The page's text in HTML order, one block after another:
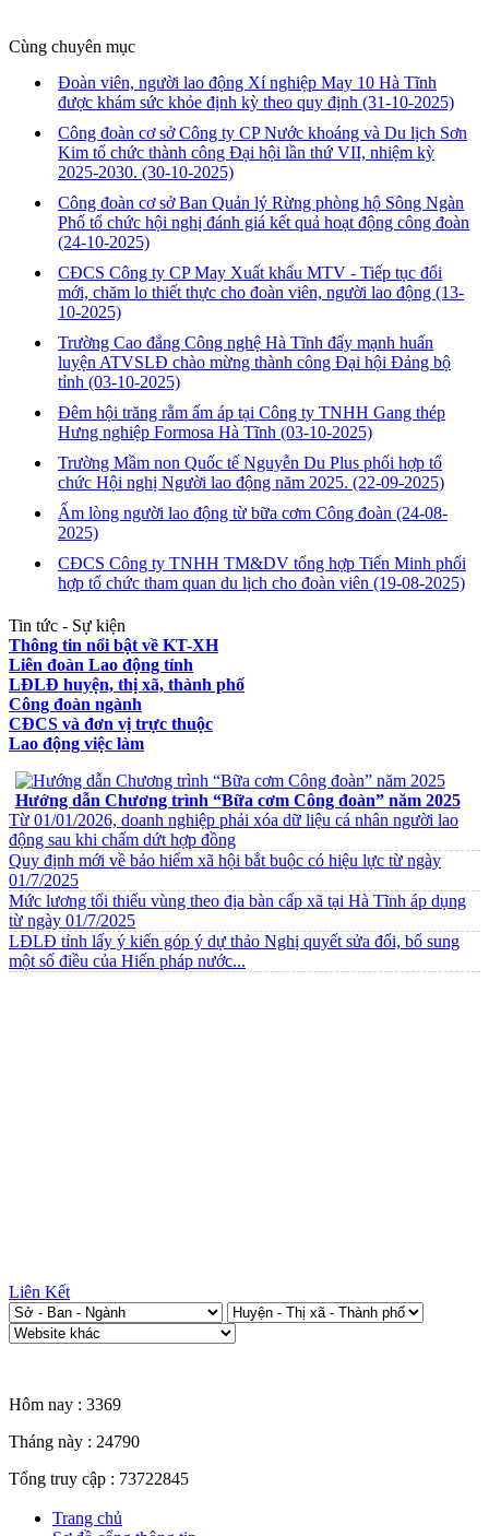
Cùng chuyên mục
Đoàn viên, người lao động Xí nghiệp May 10 Hà Tĩnh
được khám sức khỏe định kỳ theo quy định (31-10-2025)
Công đoàn cơ sở Công ty CP Nước khoáng và Du lịch Sơn
Kim tổ chức thành công Đại hội lần thứ VII, nhiệm kỳ
2025-2030. (30-10-2025)
Công đoàn cơ sở Ban Quản lý Rừng phòng hộ Sông Ngàn
Phố tổ chức hội nghị đánh giá kết quả hoạt động công đoàn
(24-10-2025)
CĐCS Công ty CP May Xuất khẩu MTV - Tiếp tục đổi
mới, chăm lo thiết thực cho đoàn viên, người lao động (13-
10-2025)
Trường Cao đẳng Công nghệ Hà Tĩnh đẩy mạnh huấn
luyện ATVSLĐ chào mừng thành công Đại hội Đảng bộ
tỉnh (03-10-2025)
Đêm hội trăng rằm ấm áp tại Công ty TNHH Gang thép
Hưng nghiệp Formosa Hà Tĩnh (03-10-2025)
Trường Mầm non Quốc tế Nguyễn Du Plus phối hợp tổ
chức Hội nghị Người lao động năm 2025. (22-09-2025)
Ấm lòng người lao động từ bữa cơm Công đoàn (24-08-
2025)
CĐCS Công ty TNHH TM&DV tổng hợp Tiến Minh phối
hợp tổ chức tham quan du lịch cho đoàn viên (19-08-2025)
Tin tức - Sự kiện
Thông tin nổi bật về KT-XH
Liên đoàn Lao động tỉnh
LĐLĐ huyện, thị xã, thành phố
Công đoàn ngành
CĐCS và đơn vị trực thuộc
Lao động việc làm
Hướng dẫn Chương trình “Bữa cơm Công đoàn” năm 2025
Từ 01/01/2026, doanh nghiệp phải xóa dữ liệu cá nhân người lao
động sau khi chấm dứt hợp đồng
Quy định mới về bảo hiểm xã hội bắt buộc có hiệu lực từ ngày
01/7/2025
Mức lương tối thiểu vùng theo địa bàn cấp xã tại Hà Tĩnh áp dụng
từ ngày 01/7/2025
LĐLĐ tỉnh lấy ý kiến góp ý dự thảo Nghị quyết sửa đổi, bổ sung
một số điều của Hiến pháp nước...
Liên Kết
Hôm nay : 3369
Tháng này : 24790
Tổng truy cập : 73722845
Trang chủ